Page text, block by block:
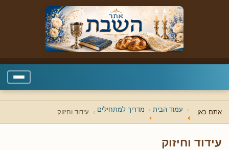
אתם כאן: עמוד הבית מדריך למתחילים עידוד וחיזוק
עידוד וחיזוק